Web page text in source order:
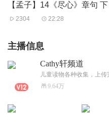
【孟子】14《尽心》章句 下
2304 22:28
主播信息
Cathy轩频道
儿童读物各种收集，上传
9.64万